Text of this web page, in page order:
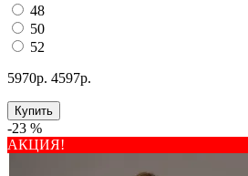
48
50
52
5970р. 4597р.
Купить
-23 %
АКЦИЯ!